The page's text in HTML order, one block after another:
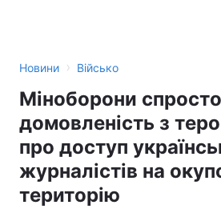
Новини › Військо
Міноборони
домовленість з
про доступ
журналістів на
територію